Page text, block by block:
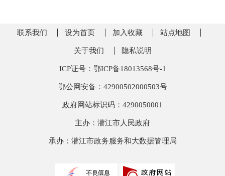
联系我们 设为首页 加入收藏 站点地图
关于我们 隐私说明
ICP证号：鄂ICP备18013568号-1
鄂公网安备：42900502000503号
政府网站标识码：4290050001
主办：潜江市人民政府
承办：潜江市政务服务和大数据管理局